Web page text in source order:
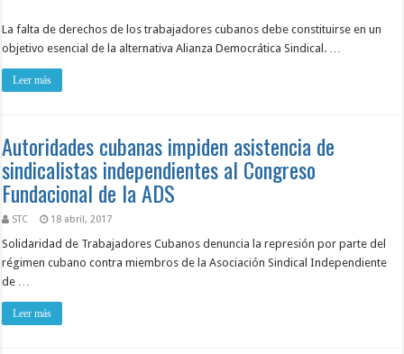
La falta de derechos de los trabajadores cubanos debe constituirse en un
objetivo esencial de la alternativa Alianza Democrática Sindical. …
Leer más
Autoridades cubanas impiden asistencia de
sindicalistas independientes al Congreso
Fundacional de la ADS
STC 18 abril, 2017
Solidaridad de Trabajadores Cubanos denuncia la represión por parte del
régimen cubano contra miembros de la Asociación Sindical Independiente
de …
Leer más